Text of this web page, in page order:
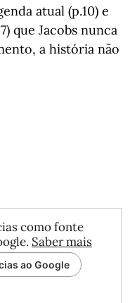
atual (p.10) e
que Jacobs nunca
a história não
como fonte
Saber mais
ao Google